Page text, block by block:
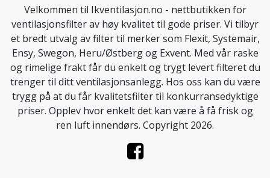
Velkommen til Ikventilasjon.no - nettbutikken for
ventilasjonsfilter av høy kvalitet til gode priser. Vi tilbyr
et bredt utvalg av filter til merker som Flexit, Systemair,
Ensy, Swegon, Heru/Østberg og Exvent. Med vår raske
og rimelige frakt får du enkelt og trygt levert filteret du
trenger til ditt ventilasjonsanlegg. Hos oss kan du være
trygg på at du får kvalitetsfilter til konkurransedyktige
priser. Opplev hvor enkelt det kan være å få frisk og
ren luft innendørs. Copyright 2026.